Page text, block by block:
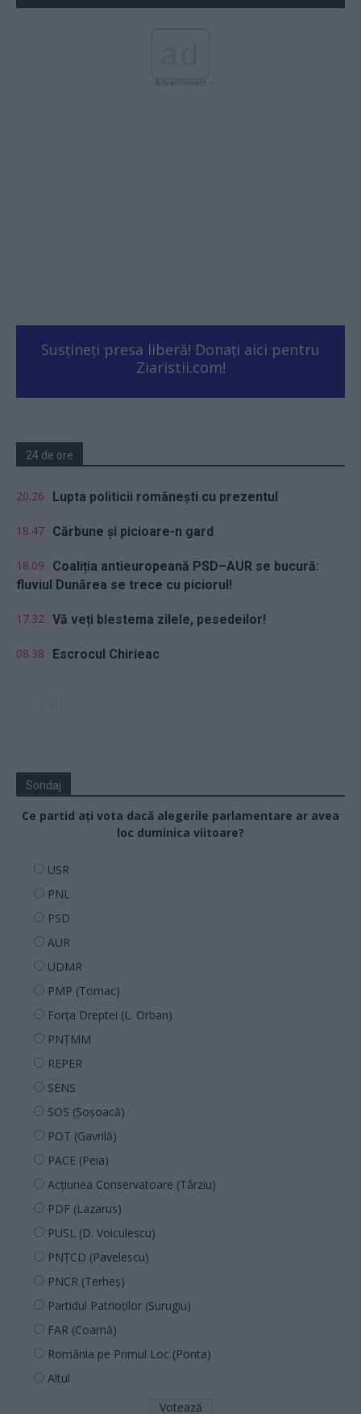
- Advertisment -
Susțineți presa liberă! Donați aici pentru
Ziaristii.com!
24 de ore
20.26 Lupta politicii românești cu prezentul
18.47 Cărbune și picioare-n gard
18.09
Coaliția antieuropeană PSD–AUR se bucură:
fluviul Dunărea se trece cu piciorul!
17.32 Vă veți blestema zilele, pesedeilor!
08.38 Escrocul Chirieac
Sondaj
Ce partid ați vota dacă alegerile parlamentare ar avea
loc duminica viitoare?
USR
PNL
PSD
AUR
UDMR
PMP (Tomac)
Forța Dreptei (L. Orban)
PNȚMM
REPER
SENS
SOS (Șoșoacă)
POT (Gavrilă)
PACE (Peia)
Acțiunea Conservatoare (Târziu)
PDF (Lazarus)
PUSL (D. Voiculescu)
PNȚCD (Pavelescu)
PNCR (Terheș)
Partidul Patrioților (Surugiu)
FAR (Coarnă)
România pe Primul Loc (Ponta)
Altul